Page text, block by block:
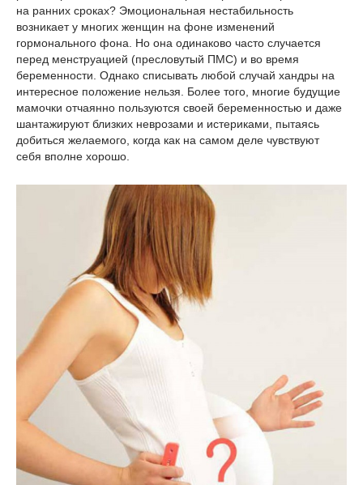
на ранних сроках? Эмоциональная нестабильность
возникает у многих женщин на фоне изменений
гормонального фона. Но она одинаково часто случается
перед менструацией (пресловутый ПМС) и во время
беременности. Однако списывать любой случай хандры на
интересное положение нельзя. Более того, многие будущие
мамочки отчаянно пользуются своей беременностью и даже
шантажируют близких неврозами и истериками, пытаясь
добиться желаемого, когда как на самом деле чувствуют
себя вполне хорошо.